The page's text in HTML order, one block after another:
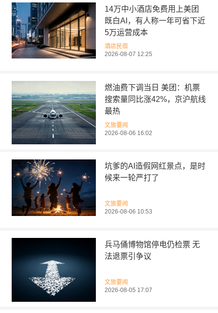
14万中小酒店免费用上美团
既白AI，有人称一年可省下近
5万运营成本
酒店民宿
2026-08-07 12:25
燃油费下调当日 美团：机票
搜索量同比涨42%，京沪航线
最热
文旅要闻
2026-08-06 16:02
坑爹的AI造假网红景点，是时
候来一轮严打了
文旅要闻
2026-08-06 10:53
兵马俑博物馆停电仍检票 无
法退票引争议
文旅要闻
2026-08-05 17:07